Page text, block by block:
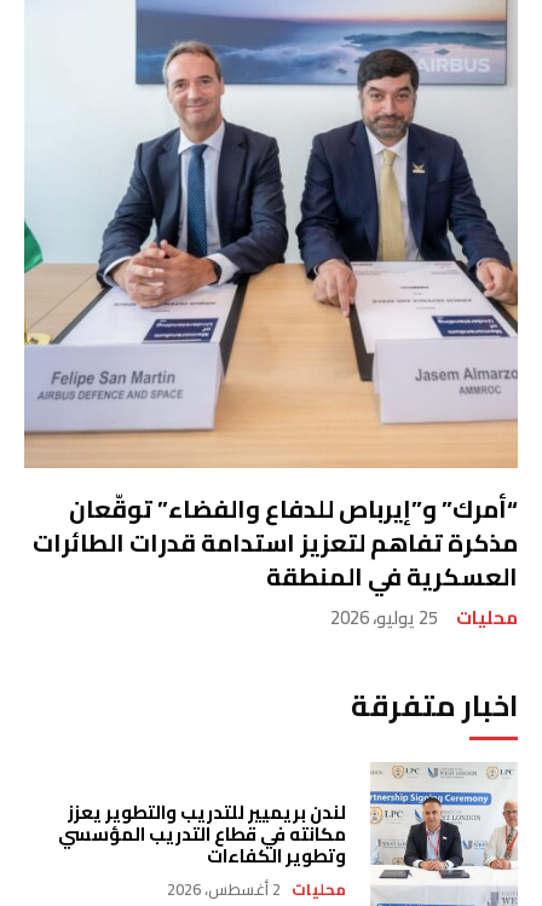
“أمرك” و”إيرباص للدفاع والفضاء” توقّعان
مذكرة تفاهم لتعزيز استدامة قدرات الطائرات
العسكرية في المنطقة
محليات 25 يوليو، 2026
اخبار متفرقة
لندن بريميير للتدريب والتطوير يعزز
مكانته في قطاع التدريب المؤسسي
وتطوير الكفاءات
محليات 2 أغسطس، 2026